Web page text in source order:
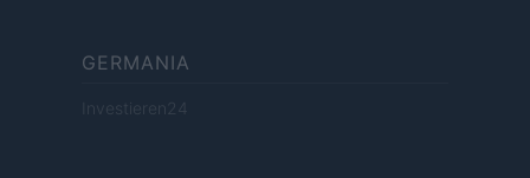
GERMANIA
Investieren24